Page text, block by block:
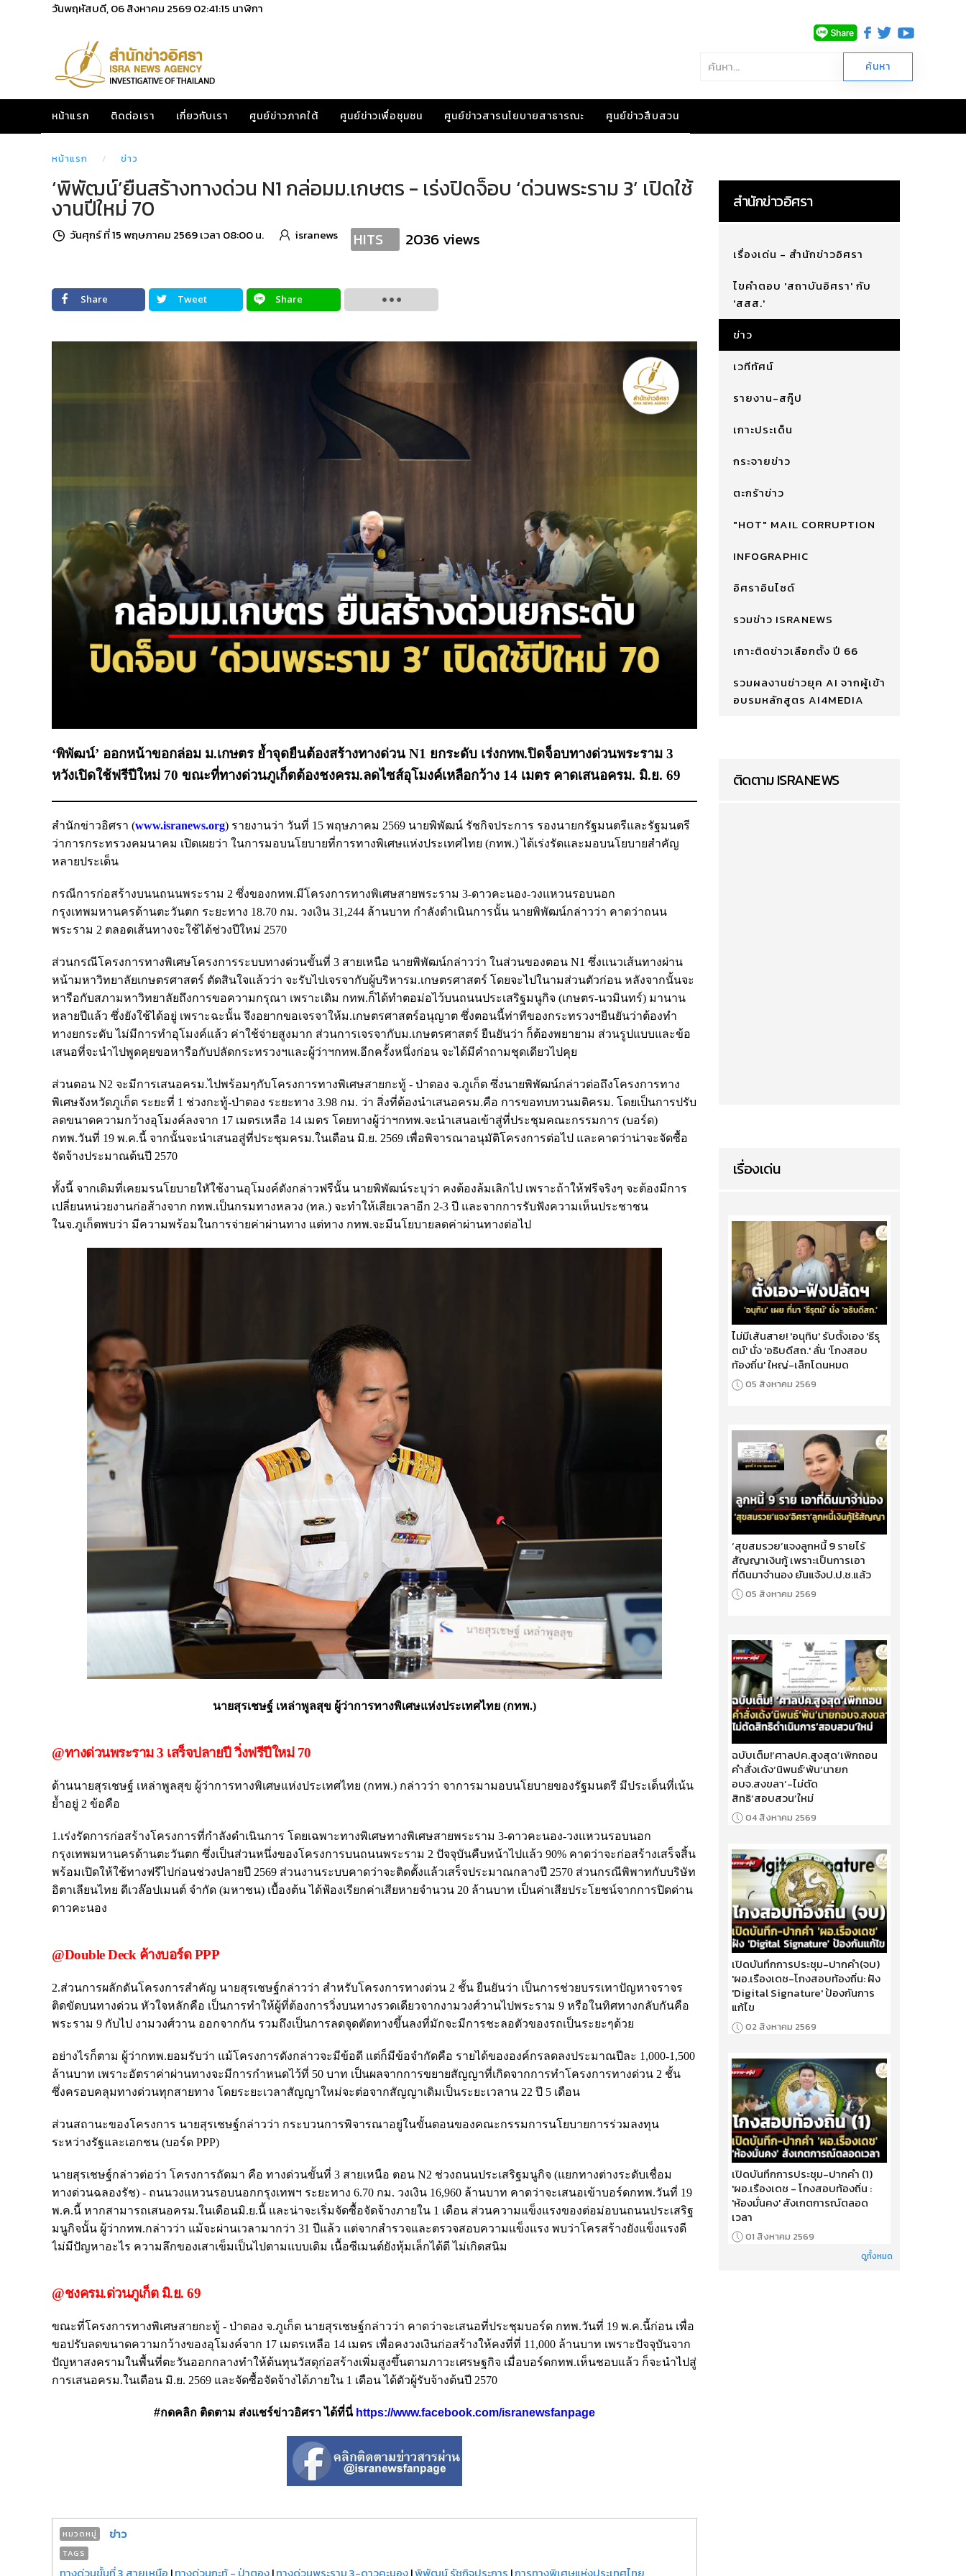
วันพฤหัสบดี, 06 สิงหาคม 256902:41:16 นาฬิกา
หน้าแรก ติดต่อเรา เกี่ยวกับเรา ศูนย์ข่าวภาคใต้ ศูนย์ข่าวเพื่อชุมชน ศูนย์ข่าวสารนโยบายสาธารณะ ศูนย์ข่าวสืบสวน
หน้าแรก ข่าว
‘พิพัฒน์’ยืนสร้างทางด่วน N1 กล่อมม.เกษตร - เร่งปิดจ็อบ ‘ด่วนพระราม 3’ เปิดใช้
งานปีใหม่ 70
วันศุกร์ ที่ 15 พฤษภาคม 2569 เวลา 08:00 น. isranews HITS 2036 views
Share Tweet Share
‘พิพัฒน์’ ออกหน้าขอกล่อม ม.เกษตร ย้ำจุดยืนต้องสร้างทางด่วน N1 ยกระดับ เร่งกทพ.ปิดจ็อบทางด่วนพระราม 3
หวังเปิดใช้ฟรีปีใหม่ 70 ขณะที่ทางด่วนภูเก็ตต้องชงครม.ลดไซส์อุโมงค์เหลือกว้าง 14 เมตร คาดเสนอครม. มิ.ย. 69
สำนักข่าวอิศรา (www.isranews.org) รายงานว่า วันที่ 15 พฤษภาคม 2569 นายพิพัฒน์ รัชกิจประการ รองนายกรัฐมนตรีและรัฐมนตรี
ว่าการกระทรวงคมนาคม เปิดเผยว่า ในการมอบนโยบายที่การทางพิเศษแห่งประเทศไทย (กทพ.) ได้เร่งรัดและมอบนโยบายสำคัญ
หลายประเด็น
กรณีการก่อสร้างบนนถนนพระราม 2 ซึ่งของกทพ.มีโครงการทางพิเศษสายพระราม 3-ดาวคะนอง-วงแหวนรอบนอก
กรุงเทพมหานครด้านตะวันตก ระยะทาง 18.70 กม. วงเงิน 31,244 ล้านบาท กำลังดำเนินการนั้น นายพิพัฒน์กล่าวว่า คาดว่าถนน
พระราม 2 ตลอดเส้นทางจะใช้ได้ช่วงปีใหม่ 2570
ส่วนกรณีโครงการทางพิเศษโครงการระบบทางด่วนขั้นที่ 3 สายเหนือ นายพิพัฒน์กล่าวว่า ในส่วนของตอน N1 ซึ่งแนวเส้นทางผ่าน
หน้ามหาวิทยาลัยเกษตรศาสตร์ ตัดสินใจแล้วว่า จะรับไปเจรจากับผู้บริหารม.เกษตรศาสตร์ โดยจะไปในามส่วนตัวก่อน หลังจากนั้นจะ
หารือกับสภามหาวิทยาลัยถึงการขอความกรุณา เพราะเดิม กทพ.ก็ได้ทำตอม่อไว้บนถนนประเสริฐมนูกิจ (เกษตร-นวมินทร์) มานาน
หลายปีแล้ว ซึ่งยังใช้ได้อยู่ เพราะฉะนั้น จึงอยากขอเจรจาให้ม.เกษตรศาสตร์อนุญาต ซึ่งตอนนี้ท่าทีของกระทรวงฯยืนยันว่าต้องทำ
ทางยกระดับ ไม่มีการทำอุโมงค์แล้ว ค่าใช้จ่ายสูงมาก ส่วนการเจรจากับม.เกษตรศาสตร์ ยืนยันว่า ก็ต้องพยายาม ส่วนรูปแบบและข้อ
เสนอที่จะนำไปพูดคุยขอหารือกับปลัดกระทรวงฯและผู้ว่าฯกทพ.อีกครั้งหนึ่งก่อน จะได้มีคำถามชุดเดียวไปคุย
ส่วนตอน N2 จะมีการเสนอครม.ไปพร้อมๆกับโครงการทางพิเศษสายกะทู้ - ป่าตอง จ.ภูเก็ต ซึ่งนายพิพัฒน์กล่าวต่อถึงโครงการทาง
พิเศษจังหวัดภูเก็ต ระยะที่ 1 ช่วงกะทู้-ป่าตอง ระยะทาง 3.98 กม. ว่า สิ่งที่ต้องนำเสนอครม.คือ การขอทบทวนมติครม. โดยเป็นการปรับ
ลดขนาดความกว้างอุโมงค์ลงจาก 17 เมตรเหลือ 14 เมตร โดยทางผู้ว่าฯกทพ.จะนำเสนอเข้าสู่ที่ประชุมคณะกรรมการ (บอร์ด)
กทพ.วันที่ 19 พ.ค.นี้ จากนั้นจะนำเสนอสู่ที่ประชุมครม.ในเดือน มิ.ย. 2569 เพื่อพิจารณาอนุมัติโครงการต่อไป และคาดว่าน่าจะจัดซื้อ
จัดจ้างประมาณต้นปี 2570
ทั้งนี้ จากเดิมที่เคยมรนโยบายใหัใช้งานอุโมงค์ดังกล่าวฟรีนั้น นายพิพัฒน์ระบุว่า คงต้องล้มเลิกไป เพราะถ้าให้ฟรีจริงๆ จะต้องมีการ
เปลี่ยนหน่วยงานก่อส้างจาก กทพ.เป็นกรมทางหลวง (ทล.) จะทำให้เสียเวลาอีก 2-3 ปี และจากการรับฟังความเห็นประชาชน
ในจ.ภูเก็ตพบว่า มีความพร้อมในการจ่ายค่าผ่านทาง แต่ทาง กทพ.จะมีนโยบายลดค่าผ่านทางต่อไป
นายสุรเชษฐ์ เหล่าพูลสุข ผู้ว่าการทางพิเศษแห่งประเทศไทย (กทพ.)
@ทางด่วนพระราม 3 เสร็จปลายปี วิ่งฟรีปีใหม่ 70
ด้านนายสุรเชษฐ์ เหล่าพูลสุข ผู้ว่าการทางพิเศษแห่งประเทศไทย (กทพ.) กล่าวว่า จาการมามอบนโยบายของรัฐมนตรี มีประเด็นที่เน้น
ย้ำอยู่ 2 ข้อคือ
1.เร่งรัดการก่อสร้างโครงการที่กำลังดำเนินการ โดยเฉพาะทางพิเศษทางพิเศษสายพระราม 3-ดาวคะนอง-วงแหวนรอบนอก
กรุงเทพมหานครด้านตะวันตก ซึ่งเป็นส่วนหนึ่งของโครงการบนถนนพระราม 2 ปัจจุบันคืบหน้าไปแล้ว 90% คาดว่าจะก่อสร้างเสร็จสิ้น
พร้อมเปิดให้ใช้ทางฟรีไปก่อนช่วงปลายปี 2569 ส่วนงานระบบคาดว่าจะติดตั้งแล้วเสร็จประมาณกลางปี 2570 ส่วนกรณีพิพาทกับบริษัท
อิตาเลียนไทย ดีเวล๊อปเมนต์ จำกัด (มหาชน) เบื้องต้น ได้ฟ้องเรียกค่าเสียหายจำนวน 20 ล้านบาท เป็นค่าเสียประโยชน์จากการปิดด่าน
ดาวคะนอง
@Double Deck ค้างบอร์ด PPP
2.ส่วนการผลักดันโครงการสำคัญ นายสุรเชษฐ์กล่าวว่า สำหรับโครงการทางด่วน 2 ชั้น ยืนยันว่า เป็นการช่วยบรรเทาปัญหาจราจร
ติดขัดบนทางด่วน หัวใจหลักคือ เป็นการทำให้ผู้ที่ต้องการวิ่งบนทางรวดเดียวจากงามวงศ์วานไปพระราม 9 หรือในทิศทางกลับกันคือ
พระราม 9 กับไป งามวงศ์วาน ออกจากกัน รวมถึงเป็นการลดจุดตัดทางขึ้นลงที่มักจะมีการชะลอตัวของรถเป็นระยะๆด้วย
อย่างไรก็ตาม ผู้ว่ากทพ.ยอมรับว่า แม้โครงการดังกล่าวจะมีข้อดี แต่ก็มีข้อจำกัดคือ รายได้ขององค์กรลดลงประมาณปีละ 1,000-1,500
ล้านบาท เพราะอัตราค่าผ่านทางจะมีการกำหนดไว้ที่ 50 บาท เป็นผลจากการขยายสัญญาที่เกิดจากการทำโครงการทางด่วน 2 ชั้น
ซึ่งครอบคลุมทางด่วนทุกสายทาง โดยระยะเวลาสัญญาใหม่จะต่อจากสัญญาเดิมเป็นระยะเวลาน 22 ปี 5 เดือน
ส่วนสถานะของโครงการ นายสุรเชษฐ์กล่าวว่า กระบวนการพิจารณาอยู่ในขั้นตอนของคณะกรรมการนโยบายการร่วมลงทุน
ระหว่างรัฐและเอกชน (บอร์ด PPP)
นายสุรเชษฐ์กล่าวต่อว่า โครงการถัดมา คือ ทางด่วนขั้นที่ 3 สายเหนือ ตอน N2 ช่วงถนนประเสริฐมนูกิจ (แยกทางต่างระดับเชื่อม
ทางด่วนฉลองรัช) - ถนนวงแหวนรอบนอกกรุงเทพฯ ระยะทาง 6.70 กม. วงเงิน 16,960 ล้านบาท คาดว่าจะเสนอเข้าบอร์ดกทพ.วันที่ 19
พ.ค.นี้ หากสามารถเสนอครม.ในเดือนมิ.ย.นี้ และน่าจะเริ่มจัดซื้อจัดจ้างภายใน 1 เดือน ส่วนความแข็งแรงของต่อม่อบนถนนประเสริฐ
มนูกิจนั้น ผู้ว่ากทพ.กล่าวว่า แม้จะผ่านเวลามากว่า 31 ปีแล้ว แต่จากสำรวจและตรวจสอบความแข็งแรง พบว่าโครสร้างยังแข็งแรงดี
ไม่มีปัญหาอะไร ความลึกของเสาเข็มเป็นไปตามแบบเดิม เนื้อซีเมนต์ยังหุ้มเล็กได้ดี ไม่เกิดสนิม
@ชงครม.ด่วนภูเก็ต มิ.ย. 69
ขณะที่โครงการทางพิเศษสายกะทู้ - ป่าตอง จ.ภูเก็ต นายสุรเชษฐ์กล่าวว่า คาดว่าจะเสนอที่ประชุมบอร์ด กทพ.วันที่ 19 พ.ค.นี้ก่อน เพื่อ
ขอปรับลดขนาดความกว้างของอุโมงค์จาก 17 เมตรเหลือ 14 เมตร เพื่อคงวงเงินก่อสร้างให้คงที่ที่ 11,000 ล้านบาท เพราะปัจจุบันจาก
ปัญหาสงครามในพื้นที่ตะวันออกกลางทำให้ต้นทุนวัสดุก่อสร้างเพิ่มสูงขึ้นตามภาวะเศรษฐกิจ เมื่อบอร์ดกทพ.เห็นชอบแล้ว ก็จะนำไปสู่
การเสนอครม.ในเดือน มิ.ย. 2569 และจัดซื้อจัดจ้างได้ภายใน 1 เดือน ได้ตัวผู้รับจ้างต้นปี 2570
#กดคลิก ติดตาม ส่งแชร์ข่าวอิศรา ได้ที่นี่ https://www.facebook.com/isranewsfanpage
หมวดหมู่ ข่าว
TAGS
ทางด่วนขั้นที่ 3 สายเหนือ |ทางด่วนกะทู้ - ป่าตอง|ทางด่วนพระราม 3-ดาวคะนอง|พิพัฒน์ รัชกิจประการ |การทางพิเศษแห่งประเทศไทย
สำนักข่าวอิศรา
เรื่องเด่น - สำนักข่าวอิศรา
ไขคำตอบ 'สถาบันอิศรา' กับ
'สสส.'
ข่าว
เวทีทัศน์
รายงาน-สกู๊ป
เกาะประเด็น
กระจายข่าว
ตะกร้าข่าว
"HOT" MAIL CORRUPTION
INFOGRAPHIC
อิศราอินไซด์
รวมข่าว ISRANEWS
เกาะติดข่าวเลือกตั้ง ปี 66
รวมผลงานข่าวยุค AI จากผู้เข้า
อบรมหลักสูตร AI4MEDIA
ติดตาม ISRANEWS
เรื่องเด่น
ไม่มีเส้นสาย! 'อนุทิน' รับตั้งเอง 'ธีรุ
ตม์' นั่ง 'อธิบดีสถ.' ลั่น 'โกงสอบ
ท้องถิ่น' ใหญ่-เล็กโดนหมด
05 สิงหาคม 2569
‘สุขสมรวย’แจงลูกหนี้ 9 รายไร้
สัญญาเงินกู้ เพราะเป็นการเอา
ที่ดินมาจำนอง ยันแจ้งป.ป.ช.แล้ว
05 สิงหาคม 2569
ฉบับเต็ม!‘ศาลปค.สูงสุด’เพิกถอน
คำสั่งเด้ง‘นิพนธ์’พ้น‘นายก
อบจ.สงขลา’-ไม่ตัด
สิทธิ‘สอบสวน’ใหม่
04 สิงหาคม 2569
เปิดบันทึกการประชุม-ปากคำ(จบ)
'ผอ.เรืองเดช-โกงสอบท้องถิ่น: ฝัง
'Digital Signature' ป้องกันการ
แก้ไข
02 สิงหาคม 2569
เปิดบันทึกการประชุม-ปากคำ (1)
'ผอ.เรืองเดช - โกงสอบท้องถิ่น :
'ห้องมั่นคง' สังเกตการณ์ตลอด
เวลา
01 สิงหาคม 2569
ดูทั้งหมด